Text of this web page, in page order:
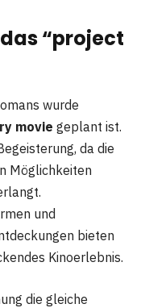
“project
wurde
movie geplant ist.
da die
Möglichkeiten
und
bieten
Kinoerlebnis.
die gleiche